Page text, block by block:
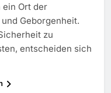
Ort der
Geborgenheit.
zu
entscheiden sich